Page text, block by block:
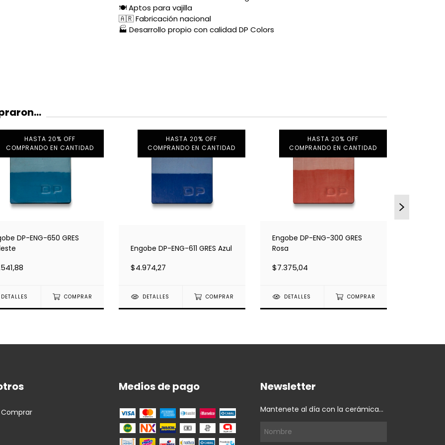
🍽️ Aptos para vajilla
🇦🇷 Fabricación nacional
🏭 Desarrollo propio con calidad DP Colors
HASTA 20% OFF
COMPRANDO EN CANTIDAD
DP-ENG-650 GRES
DETALLES COMPRAR
HASTA 20% OFF
COMPRANDO EN CANTIDAD
Engobe DP-ENG-611 GRES Azul
$4.974,27
DETALLES COMPRAR
HASTA 20% OFF
COMPRANDO EN CANTIDAD
Engobe DP-ENG-300 GRES
Rosa
$7.375,04
DETALLES COMPRAR
Medios de pago Newsletter
Mantenete al día con la cerámica...